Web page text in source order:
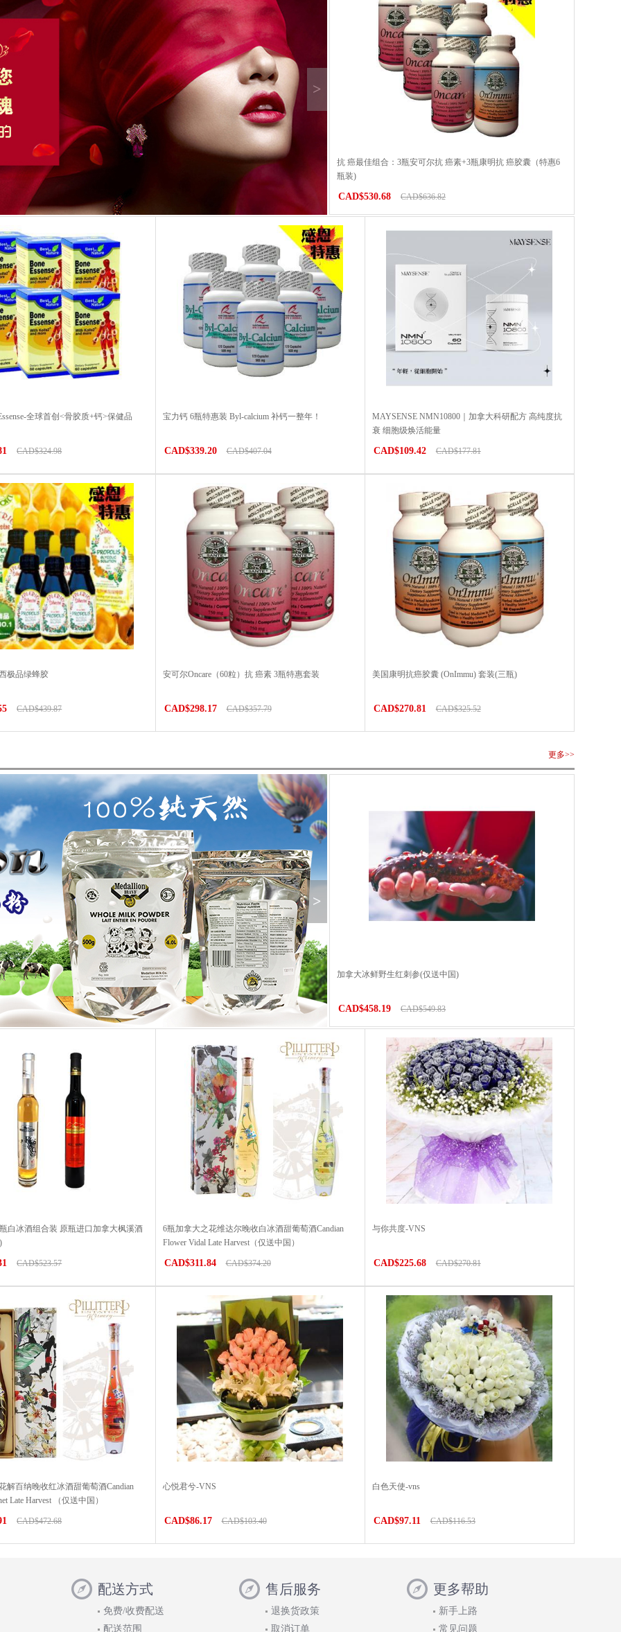
>
抗 癌最佳组合：3瓶安可尔抗 癌素+3瓶康明抗 癌胶囊（特惠6
瓶装)
CAD$530.68 CAD$636.82
全球首创<骨胶质+钙>保健品
CAD$324.98
宝力钙 6瓶特惠装 Byl-calcium 补钙一整年！
CAD$339.20 CAD$407.04
MAYSENSE NMN10800｜加拿大科研配方 高纯度抗
衰 细胞级焕活能量
CAD$109.42 CAD$177.81
极品绿蜂胶
CAD$439.87
安可尔Oncare（60粒）抗 癌素 3瓶特惠套装
CAD$298.17 CAD$357.79
美国康明抗癌胶囊 (OnImmu) 套装(三瓶)
CAD$270.81 CAD$325.52
更多>>
>
加拿大冰鲜野生红刺参(仅送中国)
CAD$458.19 CAD$549.83
白冰酒组合装 原瓶进口加拿大枫溪酒
CAD$523.57
6瓶加拿大之花维达尔晚收白冰酒甜葡萄酒Candian
Flower Vidal Late Harvest（仅送中国）
CAD$311.84 CAD$374.20
与你共度-VNS
CAD$225.68 CAD$270.81
解百纳晚收红冰酒甜葡萄酒Candian
Late Harvest （仅送中国）
CAD$472.68
心悦君兮-VNS
CAD$86.17 CAD$103.40
白色天使-vns
CAD$97.11 CAD$116.53
配送方式
免费/收费配送
配送范围
售后服务
退换货政策
取消订单
更多帮助
新手上路
常见问题